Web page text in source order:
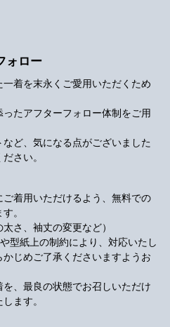
ォロー
着を末永くご愛用いただくため
たアフターフォロー体制をご用
ど、気になる点がございました
さい。
着用いただけるよう、無料での
。
さ、袖丈の変更など）
型紙上の制約により、対応いたし
じめご了承くださいますようお
、最良の状態でお召しいただけ
ます。